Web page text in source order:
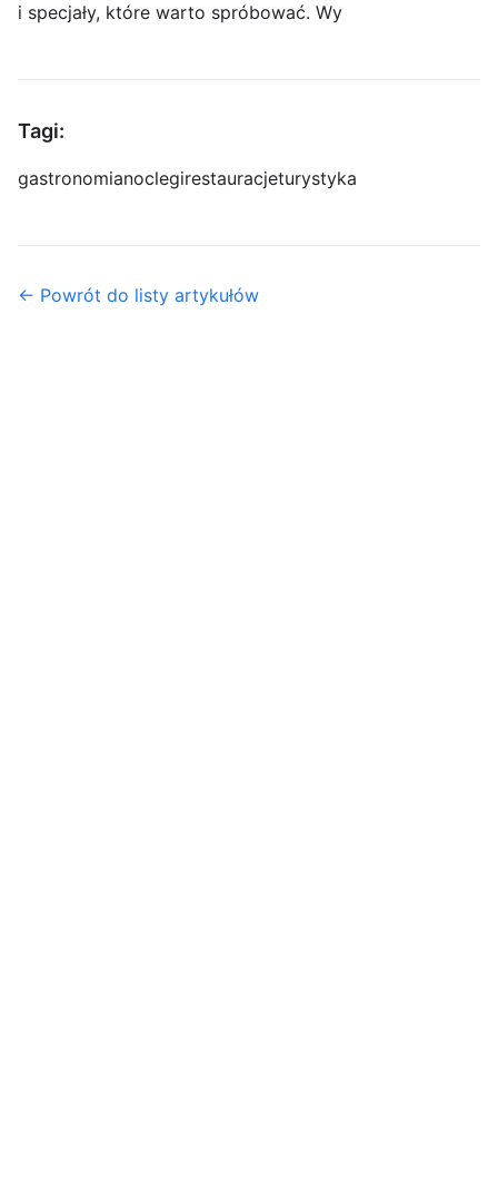
i specjały, które warto spróbować. Wy
Tagi:
gastronomianoclegirestauracjeturystyka
← Powrót do listy artykułów